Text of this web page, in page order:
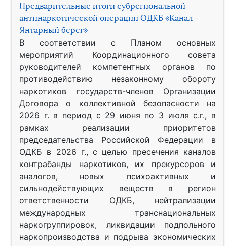
Предварительные итоги субрегиональной
антинаркотической операции ОДКБ «Канал –
Янтарный берег»
В соответствии с Планом основных
мероприятий Координационного совета
руководителей компетентных органов по
противодействию незаконному обороту
наркотиков государств-членов Организации
Договора о коллективной безопасности на
2026 г. в период с 29 июня по 3 июля с.г., в
рамках реализации приоритетов
председательства Российской Федерации в
ОДКБ в 2026 г., с целью пресечения каналов
контрабанды наркотиков, их прекурсоров и
аналогов, новых психоактивных и
сильнодействующих веществ в регион
ответственности ОДКБ, нейтрализации
международных транснациональных
наркогруппировок, ликвидации подпольного
наркопроизводства и подрыва экономических